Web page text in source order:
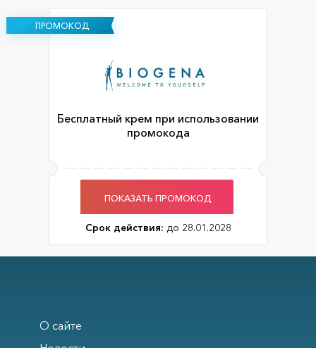
ПРОМОКОД
Бесплатный крем при использовании
промокода
ПОКАЗАТЬ ПРОМОКОД
Срок действия: до 28.01.2028
О сайте